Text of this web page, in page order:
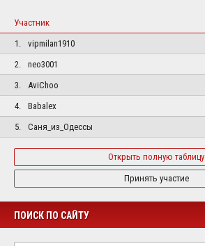
Участник
1.
vipmilan1910
2.
neo3001
3.
AviChoo
4.
Babalex
5.
Саня_из_Одессы
Открыть полную таблицу
Принять участие
ПОИСК ПО САЙТУ